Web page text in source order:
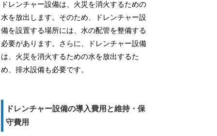
ドレンチャー設備は、火災を消火するための
水を放出します。そのため、ドレンチャー設
備を設置する場所には、水の配管を整備する
必要があります。さらに、ドレンチャー設備
は、火災を消火するための水を放出するた
め、排水設備も必要です。
ドレンチャー設備の導入費用と維持・保
守費用